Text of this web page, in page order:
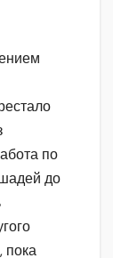
по
до
пока